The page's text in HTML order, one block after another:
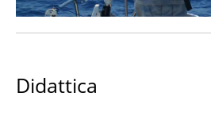
Didattica